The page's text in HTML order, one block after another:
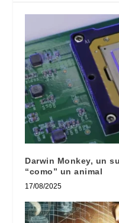
Darwin Monkey, un
“como” un animal
17/08/2025